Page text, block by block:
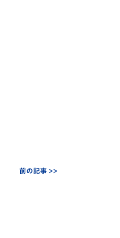
前の記事 >>